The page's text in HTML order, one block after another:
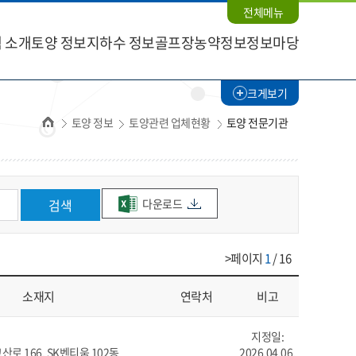
소개토양 정보지하수 정보골프장농약정보정보마당
전체메뉴
홈 토양 정보 토양관련 업체현황 토양 전문기관
크게보기
검색 다운로드
>페이지 1/ 16
소재지 연락처 비고
로 166, SK벤티움 102동
지정일:
2026.04.06.